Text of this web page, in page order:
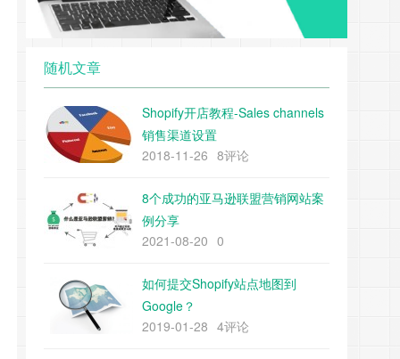
随机文章
Shopify开店教程-Sales channels
销售渠道设置
2018-11-26 8评论
8个成功的亚马逊联盟营销网站案
例分享
2021-08-20 0
如何提交Shopify站点地图到
Google？
2019-01-28 4评论